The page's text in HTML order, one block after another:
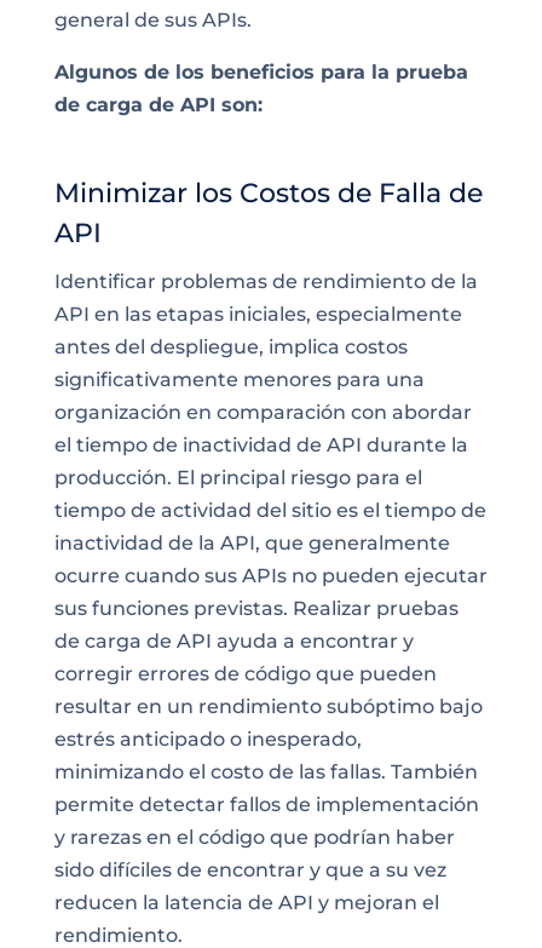
general de sus APIs.
Algunos de los beneficios para la prueba
de carga de API son:
Minimizar los Costos de Falla de
API
Identificar problemas de rendimiento de la
API en las etapas iniciales, especialmente
antes del despliegue, implica costos
significativamente menores para una
organización en comparación con abordar
el tiempo de inactividad de API durante la
producción. El principal riesgo para el
tiempo de actividad del sitio es el tiempo de
inactividad de la API, que generalmente
ocurre cuando sus APIs no pueden ejecutar
sus funciones previstas. Realizar pruebas
de carga de API ayuda a encontrar y
corregir errores de código que pueden
resultar en un rendimiento subóptimo bajo
estrés anticipado o inesperado,
minimizando el costo de las fallas. También
permite detectar fallos de implementación
y rarezas en el código que podrían haber
sido difíciles de encontrar y que a su vez
reducen la latencia de API y mejoran el
rendimiento.